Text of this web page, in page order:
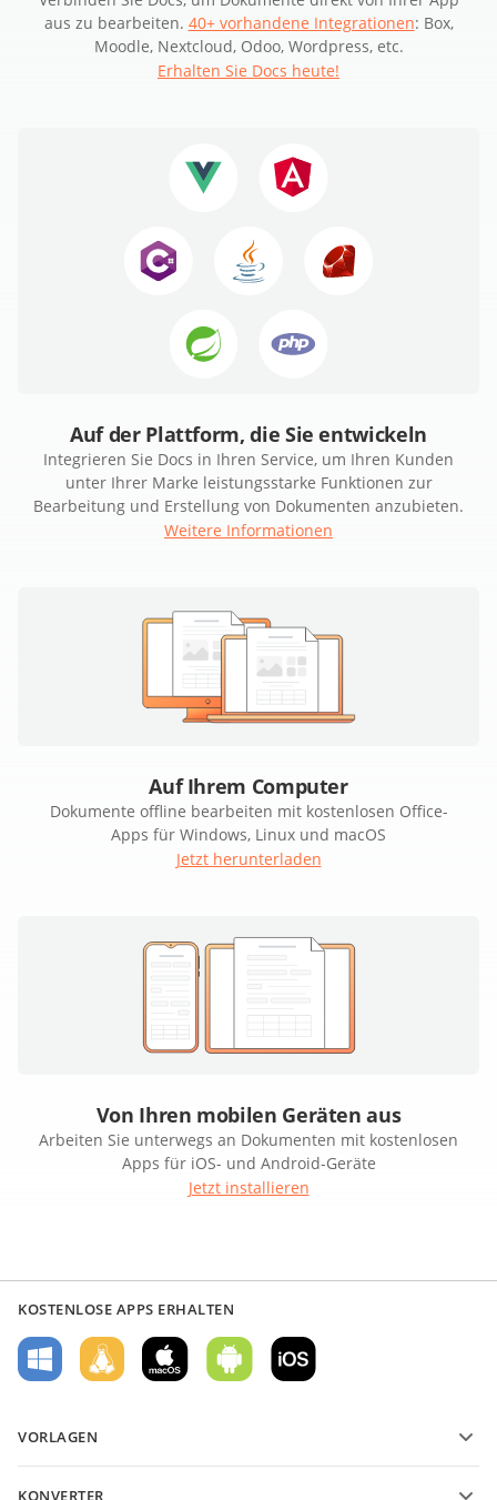
aus zu bearbeiten. 40+ vorhandene Integrationen: Box,
Moodle, Nextcloud, Odoo, Wordpress, etc.
Erhalten Sie Docs heute!
Auf der Plattform, die Sie entwickeln
Integrieren Sie Docs in Ihren Service, um Ihren Kunden
unter Ihrer Marke leistungsstarke Funktionen zur
Bearbeitung und Erstellung von Dokumenten anzubieten.
Weitere Informationen
Auf Ihrem Computer
Dokumente offline bearbeiten mit kostenlosen Office-
Apps für Windows, Linux und macOS
Jetzt herunterladen
Von Ihren mobilen Geräten aus
Arbeiten Sie unterwegs an Dokumenten mit kostenlosen
Apps für iOS- und Android-Geräte
Jetzt installieren
KOSTENLOSE APPS ERHALTEN
VORLAGEN
KONVERTER